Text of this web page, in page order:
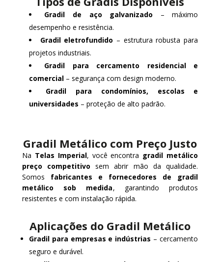
Gradil de aço galvanizado – máximo
desempenho e resistência.
Gradil eletrofundido – estrutura robusta para
projetos industriais.
Gradil para cercamento residencial e
comercial– segurança com design moderno.
Gradil para condomínios, escolas e
universidades – proteção de alto padrão.
Gradil Metálico com Preço Justo
Na Telas Imperial, você encontra gradil metálico
preço competitivo sem abrir mão da qualidade.
Somos fabricantes e fornecedores de gradil
metálico sob medida, garantindo produtos
resistentes e com instalação rápida.
Aplicações do Gradil Metálico
Gradil para empresas e indústrias – cercamento
seguro e durável.